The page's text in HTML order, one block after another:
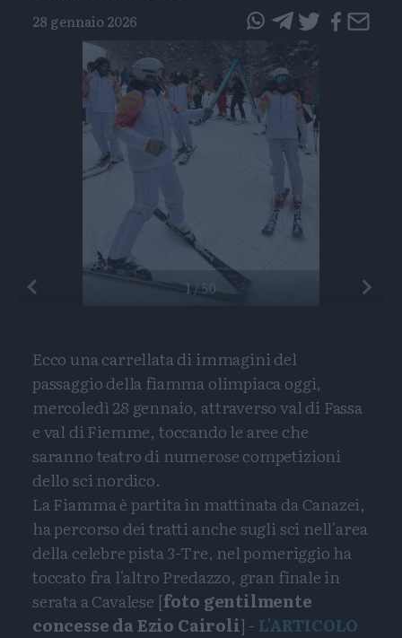
28 gennaio 2026
questo
articolo
su
Whatsapp
questo
articolo
su
Telegram
1/50
Ecco una carrellata di immagini del
passaggio della fiamma olimpiaca oggi,
mercoledì 28 gennaio, attraverso val di Fassa
e val di Fiemme, toccando le aree che
saranno teatro di numerose competizioni
dello sci nordico.
La Fiamma è partita in mattinata da Canazei,
ha percorso dei tratti anche sugli sci nell'area
della celebre pista 3-Tre, nel pomeriggio ha
toccato fra l'altro Predazzo, gran finale in
serata a Cavalese [foto gentilmente
concesse da Ezio Cairoli] - L'ARTICOLO